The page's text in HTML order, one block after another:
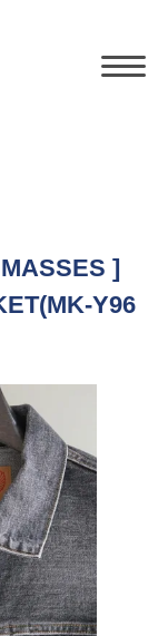
]
Y96